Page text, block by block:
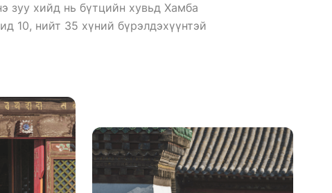
зуу хийд нь бүтцийн хувьд Хамба
10, нийт 35 хүний бүрэлдэхүүнтэй